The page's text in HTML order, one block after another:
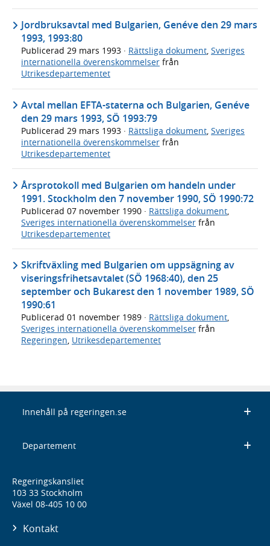
Jordbruksavtal med Bulgarien, Genéve den 29 mars
1993, 1993:80
Publicerad 29 mars 1993 · Rättsliga dokument, Sveriges
internationella överenskommelser från
Utrikesdepartementet
Avtal mellan EFTA-staterna och Bulgarien, Genéve
den 29 mars 1993, SÖ 1993:79
Publicerad 29 mars 1993 · Rättsliga dokument, Sveriges
internationella överenskommelser från
Utrikesdepartementet
Årsprotokoll med Bulgarien om handeln under
1991. Stockholm den 7 november 1990, SÖ 1990:72
Publicerad 07 november 1990 · Rättsliga dokument
Sveriges internationella överenskommelser från
Utrikesdepartementet
Skriftväxling med Bulgarien om uppsägning av
viseringsfrihetsavtalet (SÖ 1968:40), den 25
september och Bukarest den 1 november 1989, SÖ
1990:61
Publicerad 01 november 1989 · Rättsliga dokument,
Sveriges internationella överenskommelser från
Regeringen, Utrikesdepartementet
Innehåll på regeringen.se
Departement
Regeringskansliet
103 33 Stockholm
Växel 08-405 10 00
Kontakt